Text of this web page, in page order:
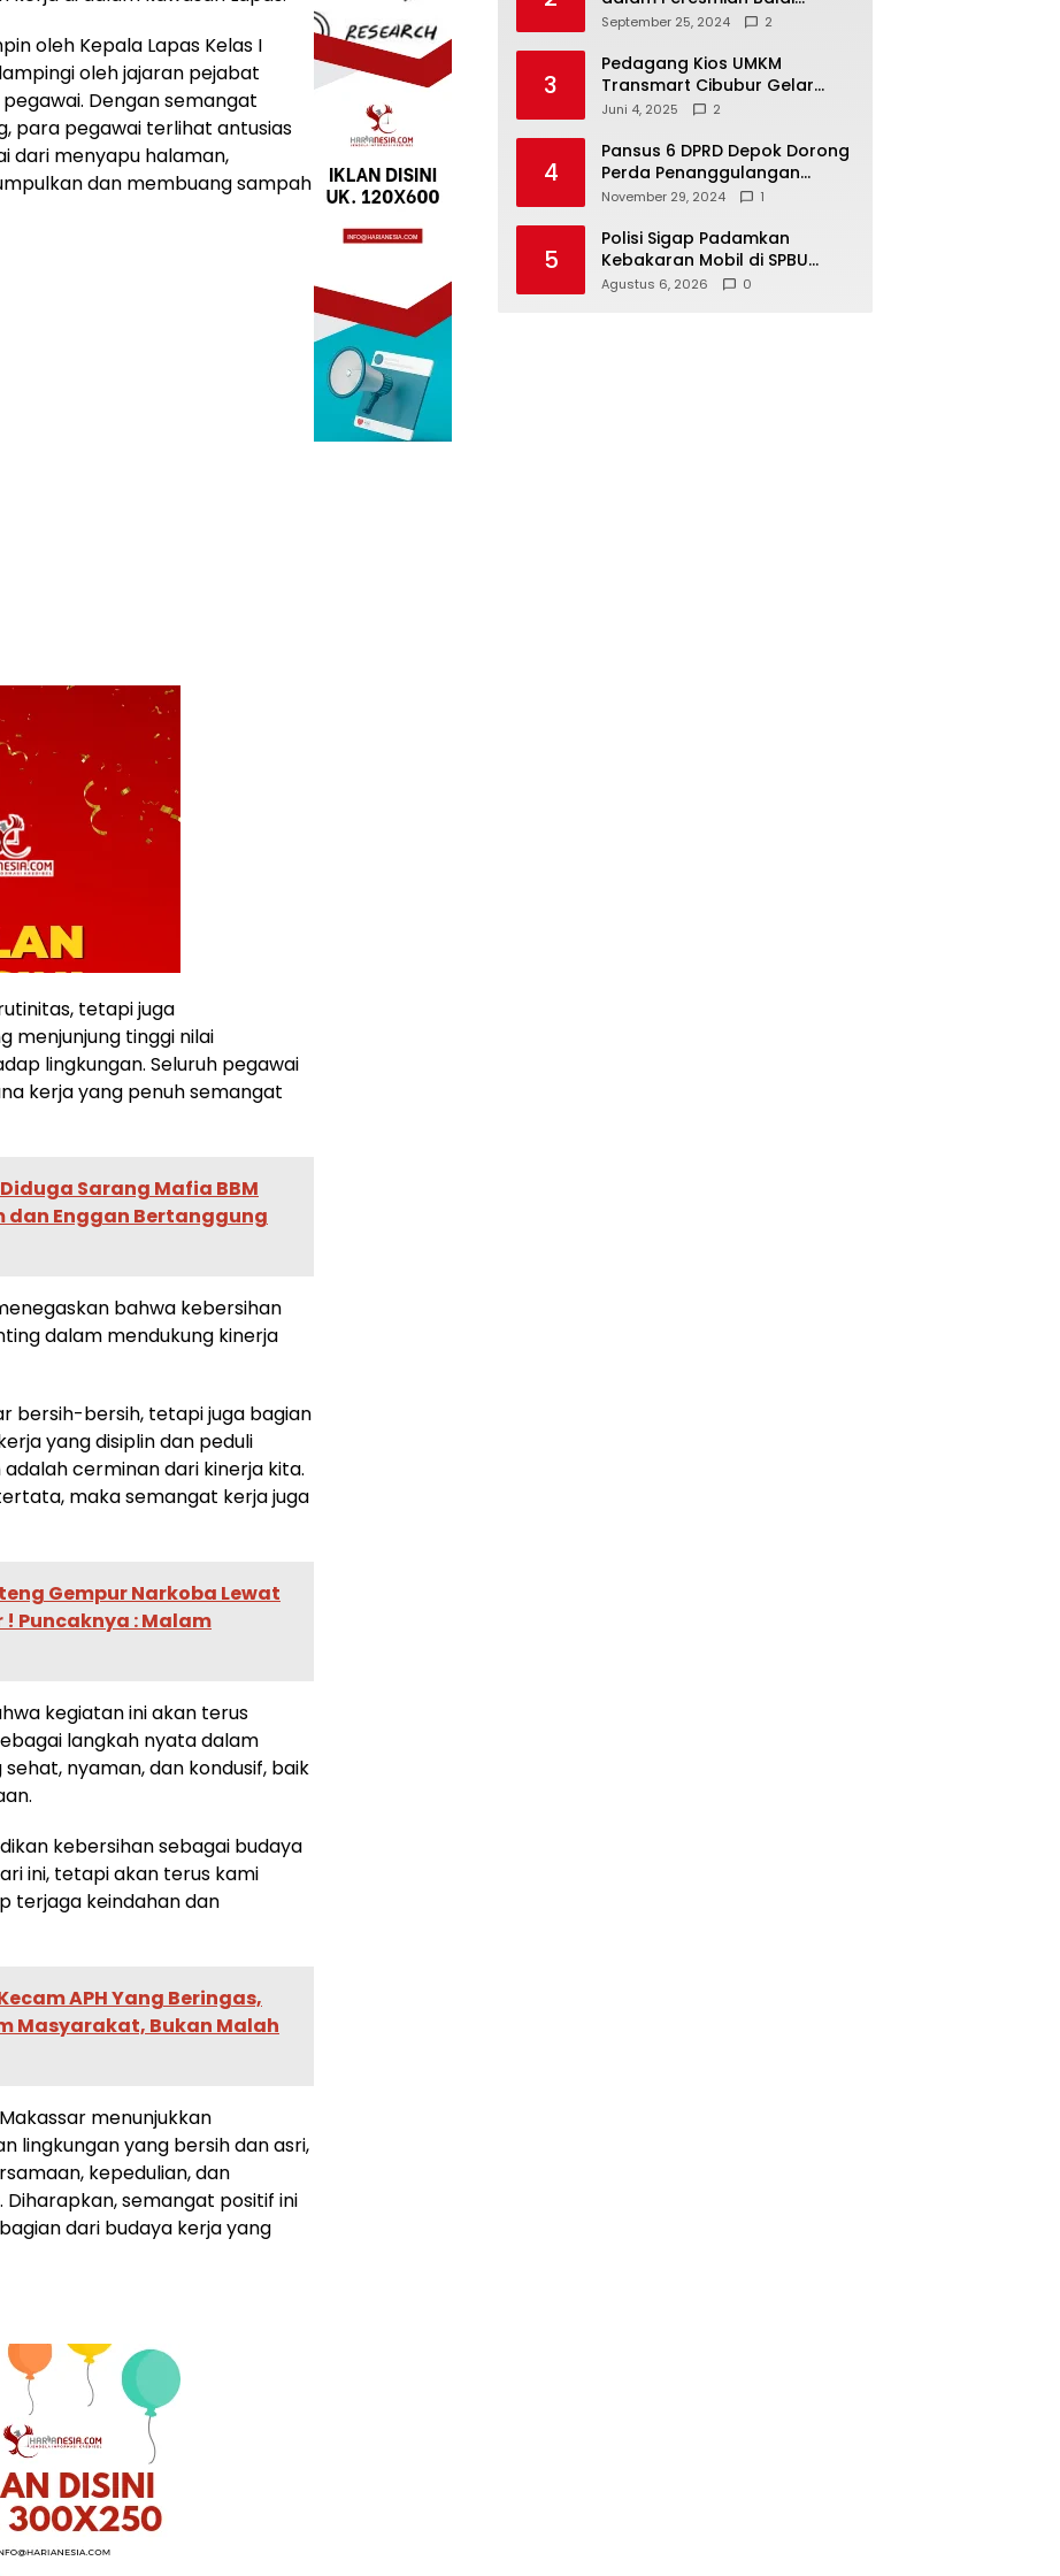
oleh Kepala Lapas Kelas I
oleh jajaran pejabat
Dengan semangat
para pegawai terlihat antusias
dari menyapu halaman,
dan membuang sampah
tetapi juga
menjunjung tinggi nilai
lingkungan. Seluruh pegawai
kerja yang penuh semangat
Diduga Sarang Mafia BBM
dan Enggan Bertanggung
bahwa kebersihan
dalam mendukung kinerja
bersih-bersih, tetapi juga bagian
yang disiplin dan peduli
cerminan dari kinerja kita.
maka semangat kerja juga
Gempur Narkoba Lewat
Puncaknya : Malam
kegiatan ini akan terus
langkah nyata dalam
nyaman, dan kondusif, baik
kebersihan sebagai budaya
ini, tetapi akan terus kami
terjaga keindahan dan
APH Yang Beringas,
Masyarakat, Bukan Malah
menunjukkan
lingkungan yang bersih dan asri,
kepedulian, dan
semangat positif ini
dari budaya kerja yang
Warga di Sukamaju : Wadah
Aspirasi Masyarakat
September 25, 2024 2
3
Pedagang Kios UMKM
Transmart Cibubur Gelar
Family Gathering di Cisarua,
Kekompakan
Juni 4, 2025 2
4
Pansus 6 DPRD Depok Dorong
Perda Penanggulangan
Kebakaran untuk
November 29, 2024 1
5
Polisi Sigap Padamkan
Kebakaran Mobil di SPBU
Bulukerto, Berhasil Cegah Api
Agustus 6, 2026 0